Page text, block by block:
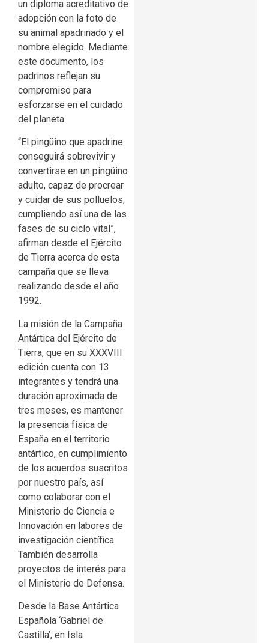
un diploma acreditativo de
adopción con la foto de
su animal apadrinado y el
nombre elegido. Mediante
este documento, los
padrinos reflejan su
compromiso para
esforzarse en el cuidado
del planeta.
“El pingüino que apadrine
conseguirá sobrevivir y
convertirse en un pingüino
adulto, capaz de procrear
y cuidar de sus polluelos,
cumpliendo así una de las
fases de su ciclo vital”,
afirman desde el Ejército
de Tierra acerca de esta
campaña que se lleva
realizando desde el año
1992.
La misión de la Campaña
Antártica del Ejército de
Tierra, que en su XXXVIII
edición cuenta con 13
integrantes y tendrá una
duración aproximada de
tres meses, es mantener
la presencia física de
España en el territorio
antártico, en cumplimiento
de los acuerdos suscritos
por nuestro país, así
como colaborar con el
Ministerio de Ciencia e
Innovación en labores de
investigación científica.
También desarrolla
proyectos de interés para
el Ministerio de Defensa.
Desde la Base Antártica
Española ‘Gabriel de
Castilla’, en Isla